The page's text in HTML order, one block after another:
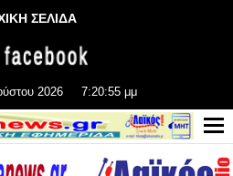
ΣΕΛΙΔΑ
2026 7:20:56 μμ